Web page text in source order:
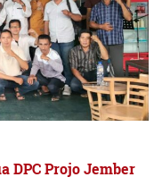
DPC Projo Jember